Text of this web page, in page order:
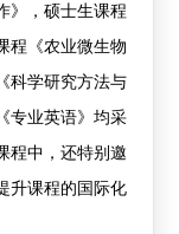
》，硕士生课程
程《农业微生物
科学研究方法与
专业英语》均采
程中，还特别邀
升课程的国际化